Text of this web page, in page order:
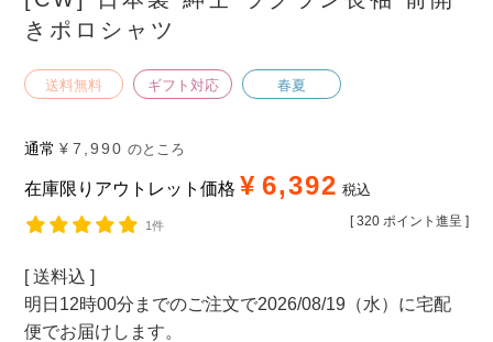
きポロシャツ
送料無料 ギフト対応 春夏
通常 ¥ 7,990 のところ
在庫限りアウトレット価格 ¥ 6,392 税込
[ 320 ポイント進呈 ]
1件
送料込
明日 12時00分 までのご注文で2026/08/19（水） に宅配
便でお届けします。